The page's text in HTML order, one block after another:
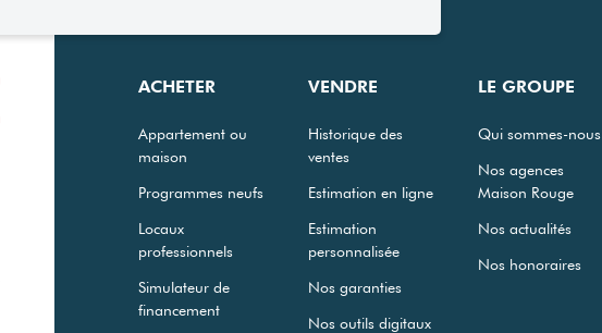
ACHETER
Appartement ou
maison
Programmes neufs
Locaux
professionnels
Simulateur de
financement
VENDRE
Historique des
ventes
Estimation en ligne
Estimation
personnalisée
Nos garanties
Nos outils digitaux
LE GROUPE
Qui sommes-nous
Nos agences
Maison Rouge
Nos actualités
Nos honoraires